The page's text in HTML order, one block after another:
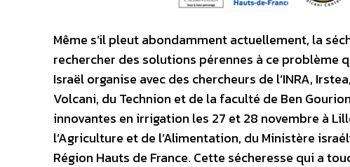
Même s’il pleut abondamment actuellement, la
rechercher des solutions pérennes à ce problème
Israël organise avec des chercheurs de l’INRA,
Volcani, du Technion et de la faculté de Ben
innovantes en irrigation les 27 et 28 novembre à
l’Agriculture et de l’Alimentation, du Ministère
Région Hauts de France. Cette sécheresse qui a